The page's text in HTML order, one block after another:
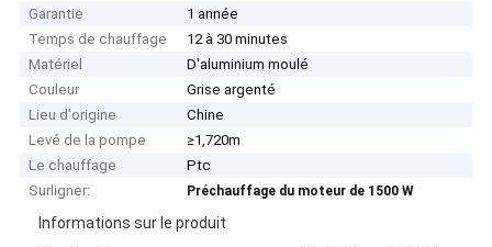
Garantie
1 année
Temps de chauffage
12 à 30 minutes
Matériel
D'aluminium moulé
Couleur
Grise argenté
Lieu d'origine
Chine
Levé de la pompe
≥1,720m
Le chauffage
Ptc
Surligner:
Préchauffage du moteur de 1500 W
Informations sur le produit